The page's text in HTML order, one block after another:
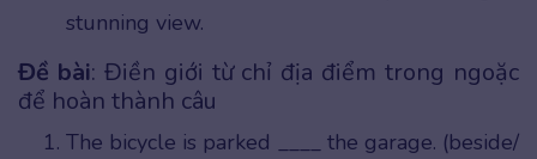
stunning view.
Đề bài: Điền giới từ chỉ địa điểm trong ngoặc
để hoàn thành câu
The bicycle is parked ____ the garage. (beside/